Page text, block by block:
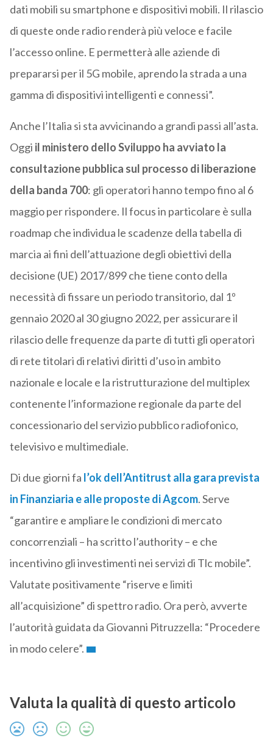
dati mobili su smartphone e dispositivi mobili. Il rilascio
di queste onde radio renderà più veloce e facile
l’accesso online. E permetterà alle aziende di
prepararsi per il 5G mobile, aprendo la strada a una
gamma di dispositivi intelligenti e connessi”.
Anche l’Italia si sta avvicinando a grandi passi all’asta.
Oggi il ministero dello Sviluppo ha avviato la
consultazione pubblica sul processo di liberazione
della banda 700: gli operatori hanno tempo fino al 6
maggio per rispondere. Il focus in particolare è sulla
roadmap che individua le scadenze della tabella di
marcia ai fini dell’attuazione degli obiettivi della
decisione (UE) 2017/899 che tiene conto della
necessità di fissare un periodo transitorio, dal 1º
gennaio 2020 al 30 giugno 2022, per assicurare il
rilascio delle frequenze da parte di tutti gli operatori
di rete titolari di relativi diritti d’uso in ambito
nazionale e locale e la ristrutturazione del multiplex
contenente l’informazione regionale da parte del
concessionario del servizio pubblico radiofonico,
televisivo e multimediale.
Di due giorni fa l’ok dell’Antitrust alla gara prevista
in Finanziaria e alle proposte di Agcom. Serve
“garantire e ampliare le condizioni di mercato
concorrenziali – ha scritto l’authority – e che
incentivino gli investimenti nei servizi di Tlc mobile”.
Valutate positivamente “riserve e limiti
all’acquisizione” di spettro radio. Ora però, avverte
l’autorità guidata da Giovanni Pitruzzella: “Procedere
in modo celere”.
Valuta la qualità di questo articolo